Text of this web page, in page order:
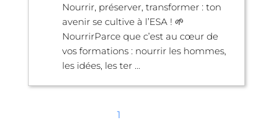
Nourrir, préserver, transformer : ton
avenir se cultive à l’ESA ! 🌱
NourrirParce que c’est au cœur de
vos formations : nourrir les hommes,
les idées, les ter ...
1